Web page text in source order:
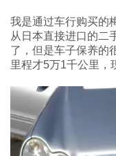
我是通过车行购买的
从日本直接进口的二
了，但是车子保养的
里程才5万1千公里，